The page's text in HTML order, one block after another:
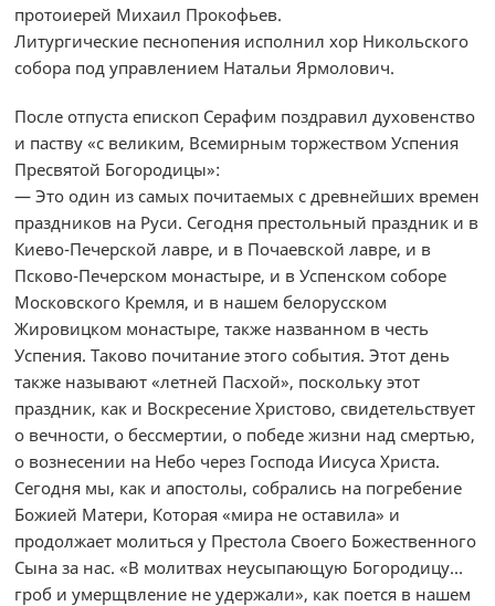
протоиерей Михаил Прокофьев.
Литургические песнопения исполнил хор Никольского
собора под управлением Натальи Ярмолович.
После отпуста епископ Серафим поздравил духовенство
и паству «с великим, Всемирным торжеством Успения
Пресвятой Богородицы»:
— Это один из самых почитаемых с древнейших времен
праздников на Руси. Сегодня престольный праздник и в
Киево-Печерской лавре, и в Почаевской лавре, и в
Псково-Печерском монастыре, и в Успенском соборе
Московского Кремля, и в нашем белорусском
Жировицком монастыре, также названном в честь
Успения. Таково почитание этого события. Этот день
также называют «летней Пасхой», поскольку этот
праздник, как и Воскресение Христово, свидетельствует
о вечности, о бессмертии, о победе жизни над смертью,
о вознесении на Небо через Господа Иисуса Христа.
Сегодня мы, как и апостолы, собрались на погребение
Божией Матери, Которая «мира не оставила» и
продолжает молиться у Престола Своего Божественного
Сына за нас. «В молитвах неусыпающую Богородицу…
гроб и умерщвление не удержали», как поется в нашем